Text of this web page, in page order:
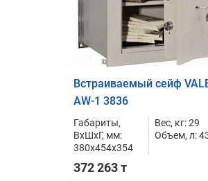
Встраиваемый сейф
AW-1 3836
Габариты,
ВxШxГ, мм:
380x454x354
Вес, кг: 29
Объем, л:
372 263 т